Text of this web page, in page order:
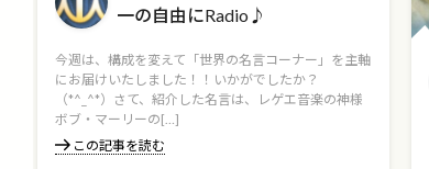
一の自由にRadio♪
今週は、構成を変えて「世界の名言コーナー」を主軸
にお届けいたしました！！いかがでしたか？
（*^_^*）さて、紹介した名言は、レゲエ音楽の神様
ボブ・マーリーの[…]
この記事を読む